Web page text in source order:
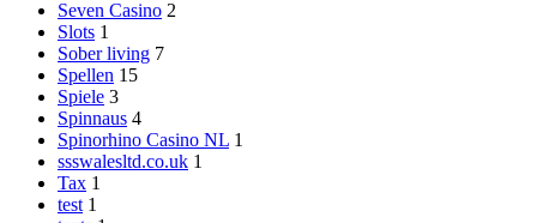
Seven Casino 2
Slots 1
Sober living 7
Spellen 15
Spiele 3
Spinnaus 4
Spinorhino Casino NL 1
ssswalesltd.co.uk 1
Tax 1
test 1